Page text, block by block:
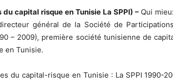
capital risque en Tunisie La SPPI) – Qui
général de la Société de
– 2009), première société tunisienne de
en Tunisie.
du capital-risque en Tunisie : La SPPI 1990-